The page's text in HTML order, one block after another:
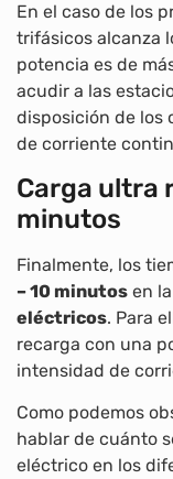
En el caso de los
trifásicos alcanza
potencia es de
acudir a las
disposición de los
de corriente
Carga ultra
minutos
Finalmente, los
– 10 minutos en la
eléctricos. Para
recarga con una
intensidad de
Como podemos
hablar de cuánto
eléctrico en los